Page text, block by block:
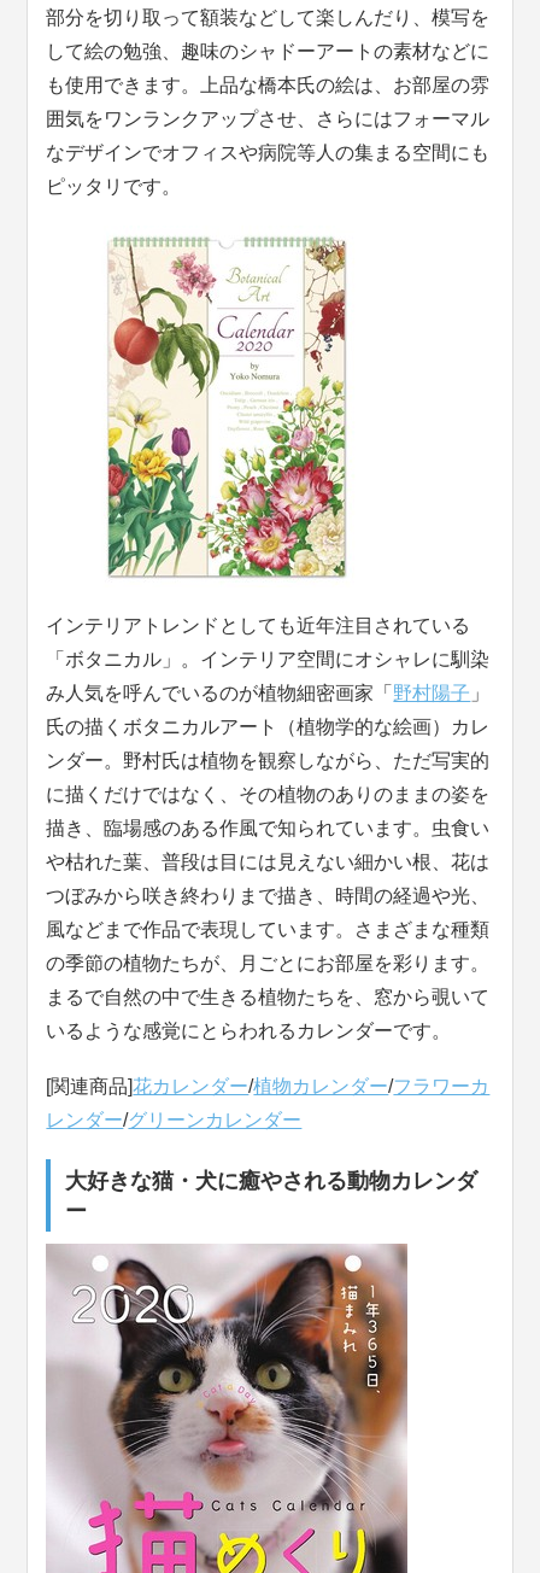
部分を切り取って額装などして楽しんだり、模写を
して絵の勉強、趣味のシャドーアートの素材などに
も使用できます。上品な橋本氏の絵は、お部屋の雰
囲気をワンランクアップさせ、さらにはフォーマル
なデザインでオフィスや病院等人の集まる空間にも
ピッタリです。
インテリアトレンドとしても近年注目されている
「ボタニカル」。インテリア空間にオシャレに馴染
み人気を呼んでいるのが植物細密画家「 野村陽子 」
氏の描くボタニカルアート（植物学的な絵画）カレ
ンダー。野村氏は植物を観察しながら、ただ写実的
に描くだけではなく、その植物のありのままの姿を
描き、臨場感のある作風で知られています。虫食い
や枯れた葉、普段は目には見えない細かい根、花は
つぼみから咲き終わりまで描き、時間の経過や光、
風などまで作品で表現しています。さまざまな種類
の季節の植物たちが、月ごとにお部屋を彩ります。
まるで自然の中で生きる植物たちを、窓から覗いて
いるような感覚にとらわれるカレンダーです。
[関連商品]花カレンダー/植物カレンダー/フラワーカ
レンダー/グリーンカレンダー
大好きな猫・犬に癒やされる動物カレンダ
ー